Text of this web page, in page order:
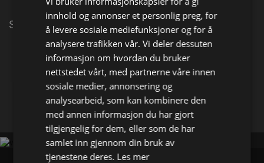
Siste nytt fra NRKs nyhetsredaksjon.
Facebook
innhold og annonser et personlig preg, for
å levere sosiale mediefunksjoner og for å
analysere trafikken vår. Vi deler dessuten
informasjon om hvordan du bruker
nettstedet vårt, med partnerne våre innen
sosiale medier, annonsering og
analysearbeid, som kan kombinere den
med annen informasjon du har gjort
tilgjengelig for dem, eller som de har
samlet inn gjennom din bruk av
tjenestene deres. Les mer